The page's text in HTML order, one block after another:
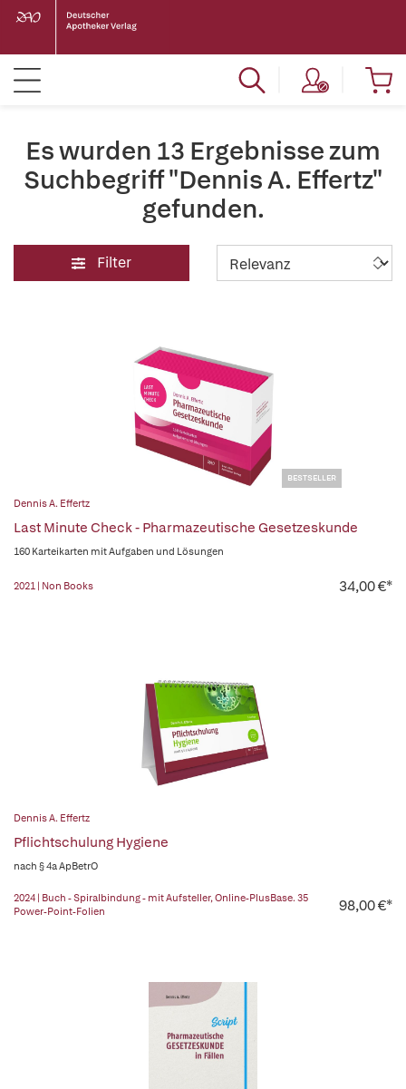
Es wurden 13 Ergebnisse zum
Suchbegriff "Dennis A. Effertz"
gefunden.
Filter
BESTSELLER
Dennis A. Effertz
Last Minute Check - Pharmazeutische Gesetzeskunde
160 Karteikarten mit Aufgaben und Lösungen
2021 | Non Books 34,00 €*
Dennis A. Effertz
Pflichtschulung Hygiene
nach § 4a ApBetrO
2024 | Buch - Spiralbindung - mit Aufsteller, Online-PlusBase. 35
Power-Point-Folien
98,00 €*